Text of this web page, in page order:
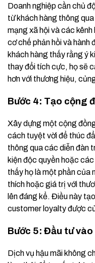
Doanh nghiệp cần chủ
từ khách hàng thông
mạng xã hội và các
cơ chế phản hồi và hành
khách hàng thấy rằng ý
thay đổi tích cực, họ sẽ
hơn với thương hiệu,
Bước 4: Tạo cộng
Xây dựng một cộng
cách tuyệt vời để thúc
thông qua các diễn đàn
kiện độc quyền hoặc
thấy họ là một phần của
thích hoặc giá trị với
lên đáng kể. Điều này
customer loyalty được
Bước 5: Đầu tư
Dịch vụ hậu mãi không